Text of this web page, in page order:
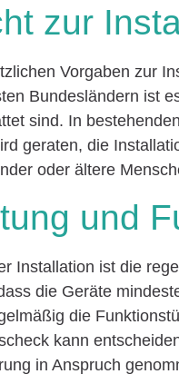
zur
Vorgaben zur
Bundesländern ist
sind. In
geraten, die
oder ältere
und
Installation ist die
die Geräte
die
kann
in Anspruch